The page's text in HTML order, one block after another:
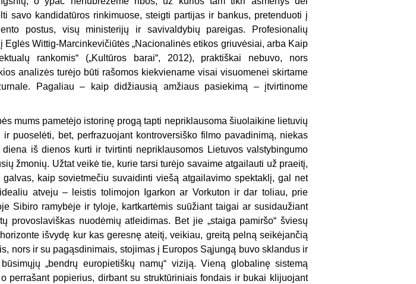
savo kandidatūros rinkimuose, steigti partijas ir bankus, pretenduoti į
postus, visų ministerijų ir savivaldybių pareigas. Profesionalių
Wittig-Marcinkevičiūtės „Nacionalinės etikos griuvėsiai, arba Kaip
rankomis“ („Kultūros barai“, 2012), praktiškai nebuvo, nors
analizės turėjo būti rašomos kiekviename visai visuomenei skirtame
Pagaliau – kaip didžiausią amžiaus pasiekimą – įtvirtinome
mums pametėjo istorinę progą tapti nepriklausoma šiuolaikine lietuvių
puoselėti, bet, perfrazuojant kontroversiško filmo pavadinimą, niekas
iš dienos kurti ir tvirtinti nepriklausomos Lietuvos valstybingumo
žmonių. Užtat veikė tie, kurie tarsi turėjo savaime atgailauti už praeitį,
kaip sovietmečiu suvaidinti viešą atgailavimo spektaklį, gal net
atveju – leistis tolimojon Igarkon ar Vorkuton ir dar toliau, prie
Sibiro ramybėje ir tyloje, kartkartėmis suūžiant taigai ar susidaužiant
provoslaviškas nuodėmių atleidimas. Bet jie „staiga pamiršo“ šviesų
išvydę kur kas geresnę ateitį, veikiau, greitą pelną seikėjančią
nors ir su pagąsdinimais, stojimas į Europos Sąjungą buvo sklandus ir
„bendrų europietiškų namų“ viziją. Vieną globalinę sistemą
perrašant popierius, dirbant su struktūriniais fondais ir bukai klijuojant